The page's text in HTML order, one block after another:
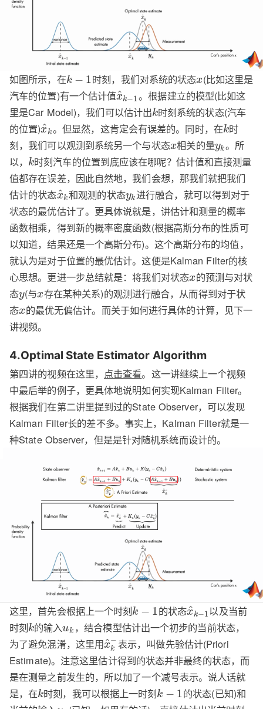
如图所示，在k − 1时刻，我们对系统的状态x(比如这里是
汽车的位置)有一个估计值x
^k−1。根据建立的模型(比如这
里是Car Model)，我们可以估计出k时刻系统的状态(汽车
的位置)x
^k。但显然，这肯定会有误差的。同时，在k时
刻，我们可以观测到系统另一个与状态x相关的量yk。所
以，
k时刻汽车的位置到底应该在哪呢？估计值和直接测量
值都存在误差，因此自然地，我们会想，那我们就把我们
估计的状态x
^k和观测的状态yk进行融合，就可以得到对于
状态的最优估计了。更具体说就是，讲估计和测量的概率
函数相乘，得到新的概率密度函数(根据高斯分布的性质可
以知道，结果还是一个高斯分布)。这个高斯分布的均值，
就认为是对于位置的最优估计。这便是Kalman Filter的核
心思想。更进一步总结就是：将我们对状态x的预测与对状
态y(与x存在某种关系)的观测进行融合，从而得到对于状
态x的最优无偏估计。而关于如何进行具体的计算，见下一
讲视频。
4.Optimal State Estimator Algorithm
第四讲的视频在这里， 点击查看。这一讲继续上一个视频
中最后举的例子，更具体地说明如何实现Kalman Filter。
根据我们在第二讲里提到过的State Observer，可以发现
Kalman Filter长的差不多。事实上，Kalman Filter就是一
种State Observer，但是是针对随机系统而设计的。
这里，首先会根据上一个时刻k − 1的状态x
^k−1以及当前
时刻k的输入uk ，结合模型估计出一个初步的当前状态，
为了避免混淆，这里用x
^−
k 表示，叫做先验估计(Priori
Estimate)。注意这里估计得到的状态并非最终的状态，而
是在测量之前发生的，所以加了一个减号表示。说人话就
是，在k时刻，我可以根据上一时刻k − 1的状态(已知)和